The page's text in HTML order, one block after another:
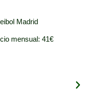
Madrid
mensual: 41€